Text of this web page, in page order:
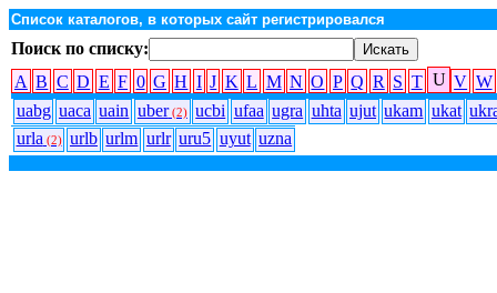
Список каталогов, в которых сайт регистрировался
Поиск по списку:
A B C D E F 0 G H I J K L M N O P Q R S T U V W
uabg uaca uain uber(2) ucbi ufaa ugra uhta ujut ukam ukat
urla (2) urlb urlm urlr uru5 uyut uzna